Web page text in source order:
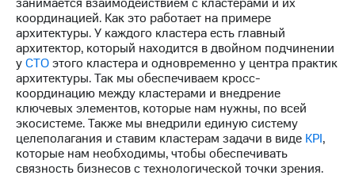
На главную
координацией. Как это работает на примере
архитектуры. У каждого кластера есть главный
архитектор, который находится в двойном подчинении
уCTOэтого кластера и одновременно у центра практик
архитектуры. Так мы обеспечиваем кросс-
координацию между кластерами и внедрение
ключевых элементов, которые нам нужны, по всей
экосистеме. Также мы внедрили единую систему
целеполагания и ставим кластерам задачи в виде KPI,
которые нам необходимы, чтобы обеспечивать
связность бизнесов с технологической точки зрения.